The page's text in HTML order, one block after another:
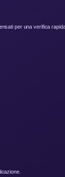
per una verifica